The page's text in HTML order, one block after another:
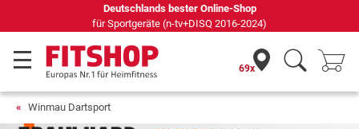
Deutschlands bester Online-Shop
für Sportgeräte (n-tv+DISQ 2016-2024)
69x
Winmau Dartsport